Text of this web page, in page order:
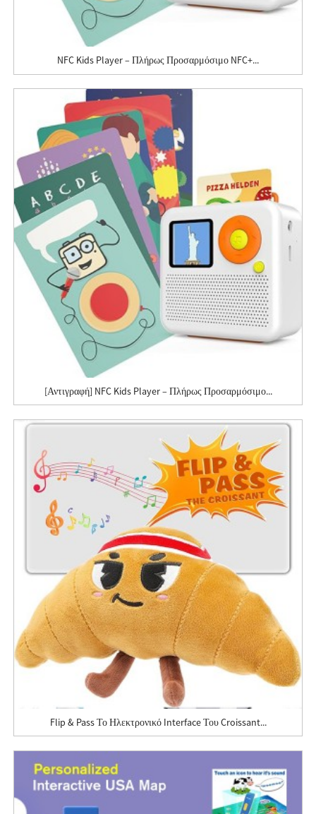
NFC Kids Player – Πλήρως Προσαρμόσιμο NFC+...
[Αντιγραφή] NFC Kids Player – Πλήρως Προσαρμόσιμο...
Flip & Pass Το Ηλεκτρονικό Interface Του Croissant...